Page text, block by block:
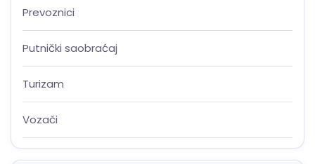
Prevoznici
Putnički saobraćaj
Turizam
Vozači